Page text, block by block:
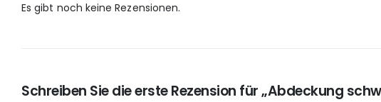
Es gibt noch keine Rezensionen.
Schreiben Sie die erste Rezension für „Abdeckung